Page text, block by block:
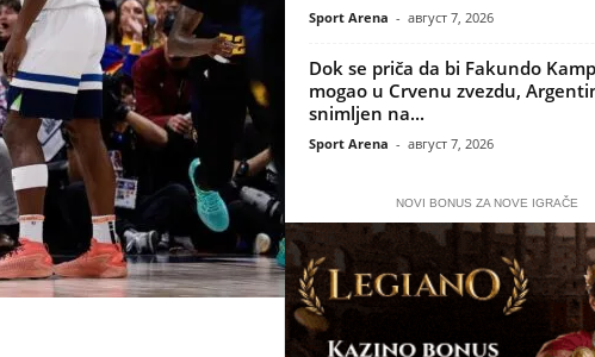
Sport Arena - август 7, 2026
Dok se priča da bi Fakundo
mogao u Crvenu zvezdu,
snimljen na...
Sport Arena - август 7, 2026
NOVI BONUS ZA NOVE IGRAČE